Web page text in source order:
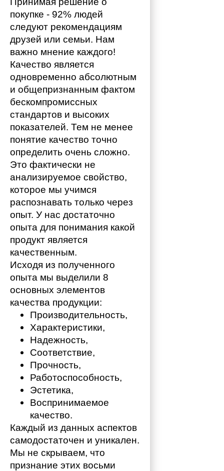
покупке - 92% людей
следуют рекомендациям
друзей или семьи. Нам
важно мнение каждого!
Качество является
одновременно абсолютным
и общепризнанным фактом
бескомпромиссных
стандартов и высоких
показателей. Тем не менее
понятие качество точно
определить очень сложно.
Это фактически не
анализируемое свойство,
которое мы учимся
распознавать только через
опыт. У нас достаточно
опыта для понимания какой
продукт является
качественным.
Исходя из полученного
опыта мы выделили 8
основных элементов
качества продукции:
Производительность,
Характеристики,
Надежность,
Соответствие,
Прочность,
Работоспособность,
Эстетика,
Воспринимаемое
качество.
Каждый из данных аспектов
самодостаточен и уникален.
Мы не скрываем, что
признание этих восьми